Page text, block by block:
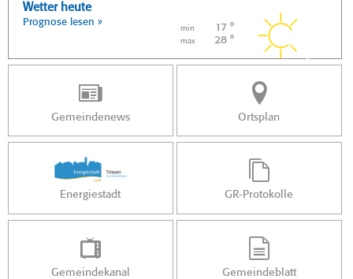
Wetter heute
Prognose lesen »
min 17 °
max 28 °
Gemeindenews Ortsplan
Energiestadt GR-Protokolle
Gemeindekanal Gemeindeblatt